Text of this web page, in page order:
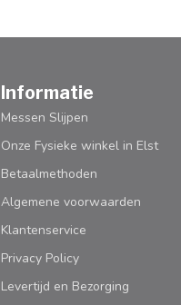
Informatie
Messen Slijpen
Onze Fysieke winkel in Elst
Betaalmethoden
Algemene voorwaarden
Klantenservice
Privacy Policy
Levertijd en Bezorging